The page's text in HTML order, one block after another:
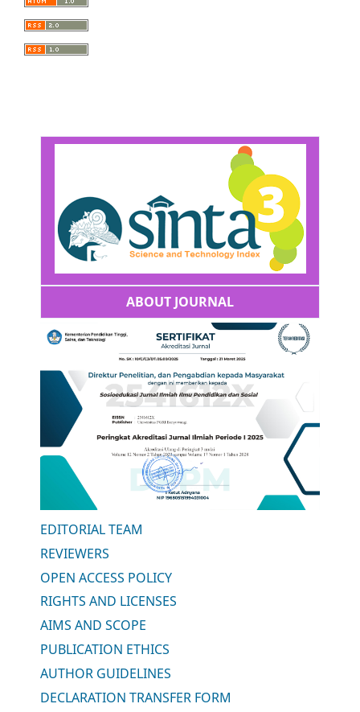
ABOUT JOURNAL
EDITORIAL TEAM
REVIEWERS
OPEN ACCESS POLICY
RIGHTS AND LICENSES
AIMS AND SCOPE
PUBLICATION ETHICS
AUTHOR GUIDELINES
DECLARATION TRANSFER FORM